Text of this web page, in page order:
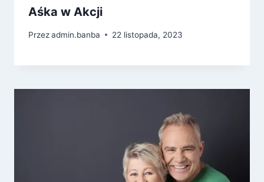
Aśka w Akcji
Przezadmin.banba 22 listopada, 2023